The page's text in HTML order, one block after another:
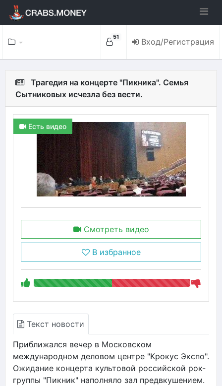
51 Вход/Регистрация
Трагедия на концерте "Пикника". Семья
Сытниковых исчезла без вести.
Есть видео
Смотреть видео
В избранное
Текст новости
Приближался вечер в Московском
международном деловом центре "Крокус Экспо".
Ожидание концерта культовой российской рок-
группы "Пикник" наполняло зал предвкушением.